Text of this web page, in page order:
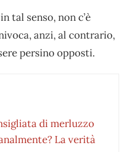
tal senso, non c’è
anzi, al contrario,
persino opposti.
di merluzzo
La verità